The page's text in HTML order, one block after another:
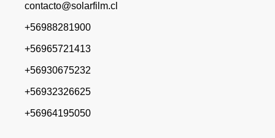
contacto@solarfilm.cl
+56988281900
+56965721413
+56930675232
+56932326625
+56964195050